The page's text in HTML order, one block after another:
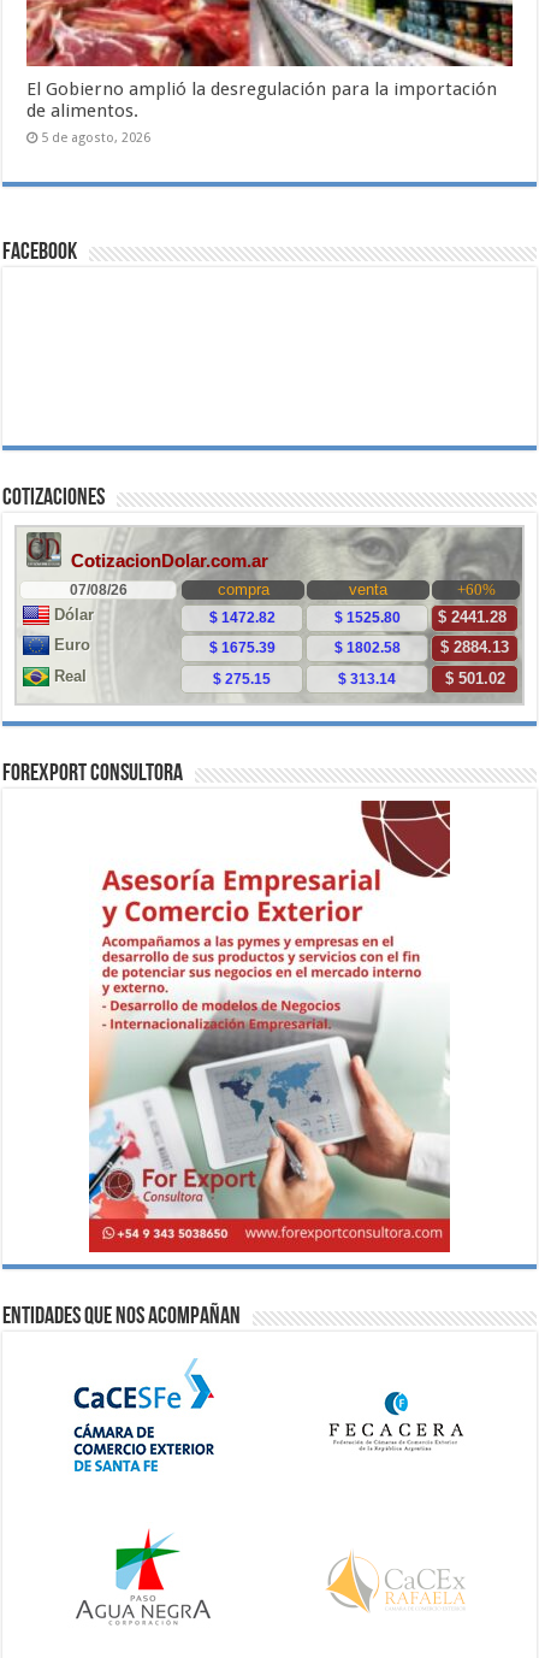
El Gobierno amplió la desregulación para la importación
de alimentos.
5 de agosto, 2026
Facebook
Cotizaciones
ForExport Consultora
Entidades que nos acompañan